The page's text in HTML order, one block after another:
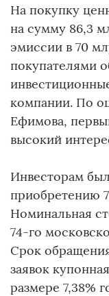
На покупку
на сумму 86,3
эмиссии в 70
покупателями
компании. По
Ефимова,
высокий
Инвесторам
приобретению
Номинальная
74-го
Срок
заявок
размере 7,38%